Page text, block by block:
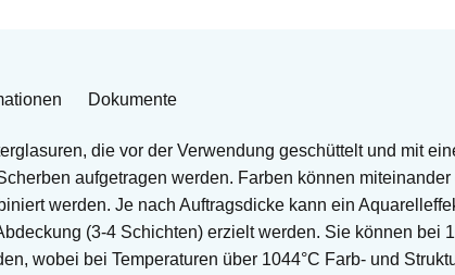
Dokumente
die vor der Verwendung geschüttelt und mit
aufgetragen werden. Farben können
werden. Je nach Auftragsdicke kann ein
(3-4 Schichten) erzielt werden. Sie können bei
wobei bei Temperaturen über 1044°C Farb- und